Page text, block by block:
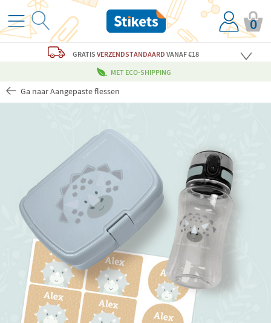
0
GRATIS VERZENDSTANDAARD VANAF €18
MET ECO-SHIPPING
Ga naar Aangepaste flessen